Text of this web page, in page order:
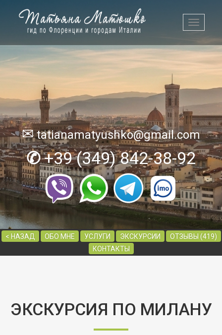
Toggle
✉ tatianamatyushko@gmail.com
✆+39 (349) 842-38-92
< НАЗАД ОБО МНЕ УСЛУГИ ЭКСКУРСИИ
ОТЗЫВЫ (419)
КОНТАКТЫ
ЭКСКУРСИЯ ПО МИЛАНУ